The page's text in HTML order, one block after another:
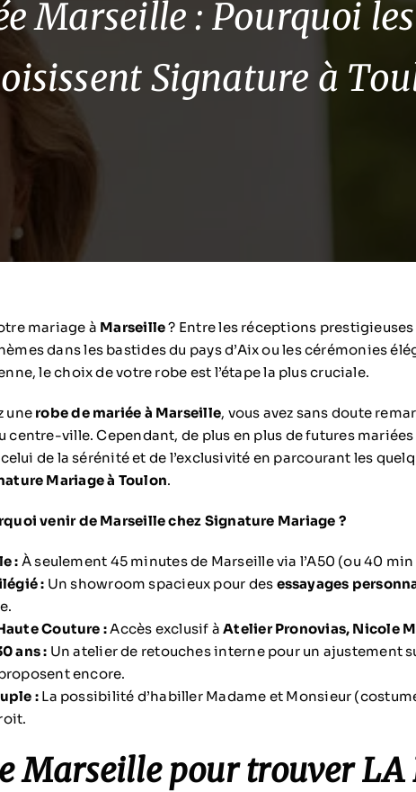
Marseille : Pourquoi
Signature à
mariage à Marseille? Entre les réceptions
dans les bastides du pays d’Aix ou les cérémonies
le choix de votre robe est l’étape la plus cruciale.
une robe de mariée à Marseille, vous avez sans doute
centre-ville. Cependant, de plus en plus de futures
de la sérénité et de l’exclusivité en parcourant les
Mariage à Toulon.
venir de Marseille chez Signature Mariage ?
: À seulement 45 minutes de Marseille via l’A50 (ou 40 min
: Un showroom spacieux pour des essayages
Couture :Accès exclusif àAtelier Pronovias, Nicole
ans : Un atelier de retouches interne pour un ajustement
encore.
: La possibilité d’habiller Madame et Monsieur
Marseille pour trouver LA